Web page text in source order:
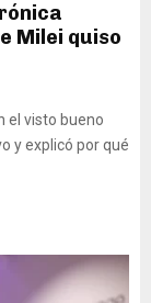
Milei quiso
el visto bueno
y explicó por qué